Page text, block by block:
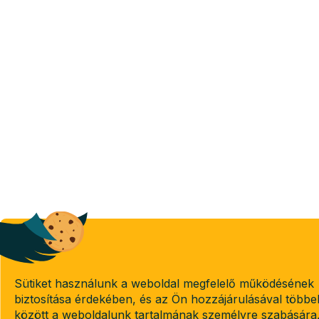
Sütiket használunk a weboldal megfelelő működésének
biztosítása érdekében, és az Ön hozzájárulásával
között a weboldalunk tartalmának személyre